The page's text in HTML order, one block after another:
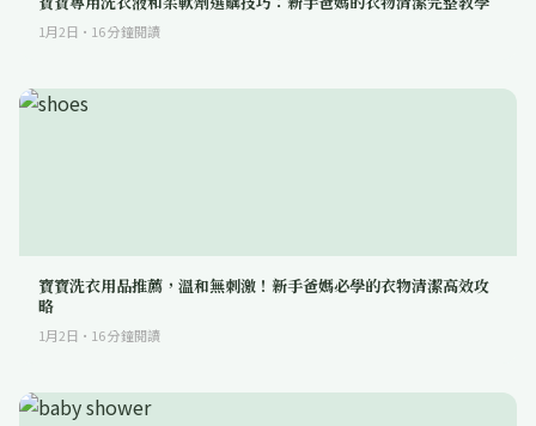
1月2日 · 16分鐘閱讀
寶寶洗衣用品推薦，溫和無刺激！新手爸媽必學的衣物清潔高效攻
略
1月2日 · 16分鐘閱讀